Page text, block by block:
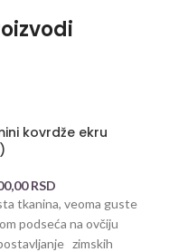
kovrdže ekru
RSD
tkanina, veoma guste
podseća na ovčiju
zimskih